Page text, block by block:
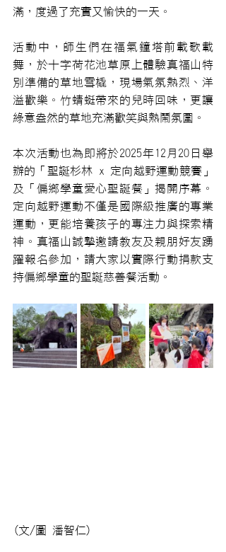
滿，度過了充實又愉快的一天。
活動中，師生們在福氣鐘塔前載歌載
舞，於十字荷花池草原上體驗真福山特
別準備的草地雪橇，現場氣氛熱烈、洋
溢歡樂。竹蜻蜓帶來的兒時回味，更讓
綠意盎然的草地充滿歡笑與熱鬧氛圍。
本次活動也為即將於2025年12月20日舉
辦的「聖誕杉林 x 定向越野運動競賽」
及「偏鄉學童愛心聖誕餐」揭開序幕。
定向越野運動不僅是國際級推廣的專業
運動，更能培養孩子的專注力與探索精
神。真福山誠摯邀請教友及親朋好友踴
躍報名參加，請大家以實際行動捐款支
持偏鄉學童的聖誕慈善餐活動。
(文/圖 潘智仁)